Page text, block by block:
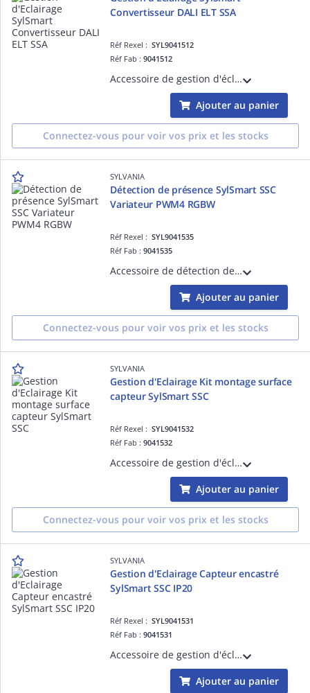
Convertisseur DALI ELT SSA
Réf Rexel :SYL9041512
Réf Fab :9041512
Accessoire de gestion d'éclairage pour luminaires équipés de la solution Sylsmart - Convertisseur DALI ELT SSA pour intégration de luminaires DALI à un réseau SylSmart Connected
Ajouter au panier
Connectez-vous pour voir vos prix et les stocks
SYLVANIA
Détection de présence SylSmart SSC
Variateur PWM4 RGBW
Réf Rexel :SYL9041535
Réf Fab :9041535
Accessoire de détection de présence - SylSmart SSC Variateur PWM4 RGBW
Ajouter au panier
Connectez-vous pour voir vos prix et les stocks
SYLVANIA
Gestion d'Eclairage Kit montage surface
capteur SylSmart SSC
Réf Rexel :SYL9041532
Réf Fab :9041532
Accessoire de gestion d'éclairage pour luminaires équipés de la solution SylSmart - Kit montage Installation en saillie capteur SylSmart SSC
Ajouter au panier
Connectez-vous pour voir vos prix et les stocks
SYLVANIA
Gestion d'Eclairage Capteur encastré
SylSmart SSC IP20
Réf Rexel :SYL9041531
Réf Fab :9041531
Accessoire de gestion d'éclairage pour luminaires équipés de la solution SylSmart - Capteur encastré SylSmart SSC IP20
Ajouter au panier